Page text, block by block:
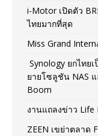
i-Motor เปิดตัว
ไทยมากที่สุด
Miss Grand
Synology ยกไทย
ยายโซลูชัน NAS
Boom
งานแถลงข่าว Life
ZEEN เขย่าตลาด